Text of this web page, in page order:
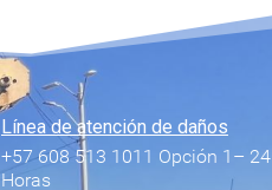
Línea de atención de daños
+57 608 513 1011 Opción 1– 24
Horas